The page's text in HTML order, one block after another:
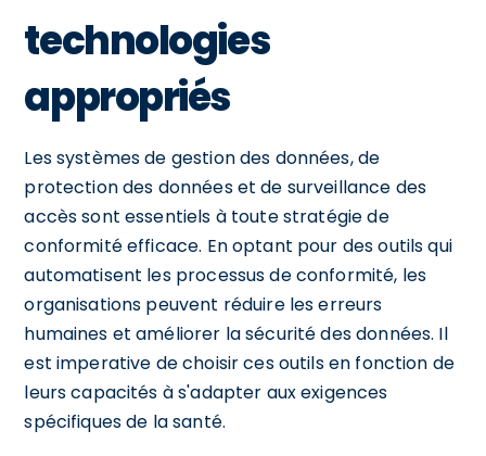
technologies
appropriés
Les systèmes de gestion des données, de
protection des données et de surveillance des
accès sont essentiels à toute stratégie de
conformité efficace. En optant pour des outils qui
automatisent les processus de conformité, les
organisations peuvent réduire les erreurs
humaines et améliorer la sécurité des données. Il
est imperative de choisir ces outils en fonction de
leurs capacités à s'adapter aux exigences
spécifiques de la santé.